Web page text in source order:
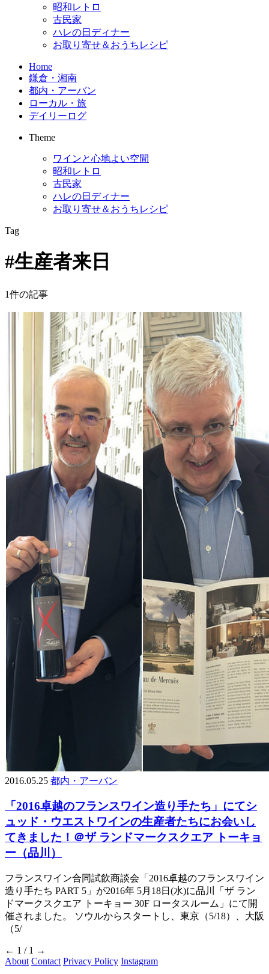
昭和レトロ
古民家
ハレの日ディナー
お取り寄せ＆おうちレシピ
Home
鎌倉・湘南
都内・アーバン
ローカル・旅
デイリーログ
Theme
ワインと心地よい空間
昭和レトロ
古民家
ハレの日ディナー
お取り寄せ＆おうちレシピ
Tag
#生産者来日
1件の記事
2016.05.25 都内・アーバン
「2016卓越のフランスワイン造り手たち」にてシ
ュッド・ウエストワインの生産者たちにお会いし
てきました！＠ザ ランドマークスクエア トーキョ
ー（品川）
フランスワイン合同試飲商談会「2016卓越のフランスワイン
造り手たち PART 5」が2016年 5月18日(水)に品川「ザ ラン
ドマークスクエア トーキョー 30F ロータスルーム」にて開
催されました。 ソウルからスタートし、東京（5/18）、大阪
（5/
← 1 / 1 →
About Contact Privacy Policy Instagram